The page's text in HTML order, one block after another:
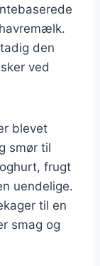
den
ved
blevet
smør til
frugt
uendelige.
til en
smag og